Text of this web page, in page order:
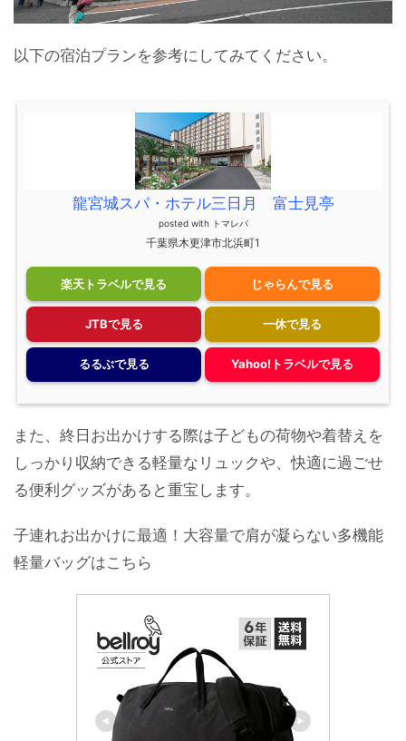
以下の宿泊プランを参考にしてみてください。
龍宮城スパ・ホテル三日月 富士見亭
posted with トマレバ
千葉県木更津市北浜町1
楽天トラベルで見る じゃらんで見る
JTBで見る 一休で見る
るるぶで見る Yahoo!トラベルで見る
また、終日お出かけする際は子どもの荷物や着替えを
しっかり収納できる軽量なリュックや、快適に過ごせ
る便利グッズがあると重宝します。
子連れお出かけに最適！大容量で肩が凝らない多機能
軽量バッグはこちら